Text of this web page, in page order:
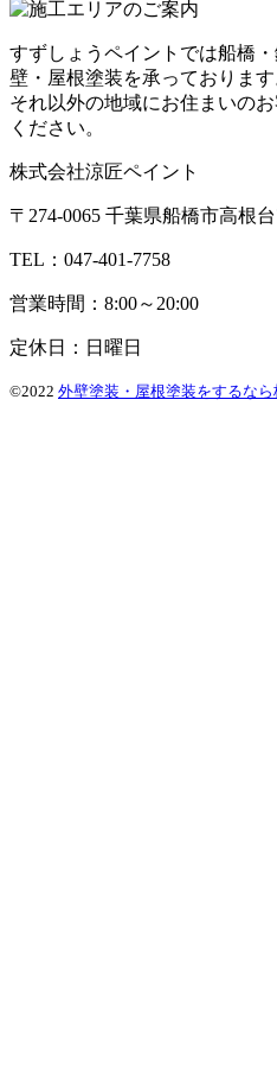
すずしょうペイントでは船橋
壁・屋根塗装を承っております
それ以外の地域にお住まいの
ください。
株式会社涼匠ペイント
〒274-0065 千葉県船橋市高根
TEL：047-401-7758
営業時間：8:00～20:00
定休日：日曜日
©2022 外壁塗装・屋根塗装をするな